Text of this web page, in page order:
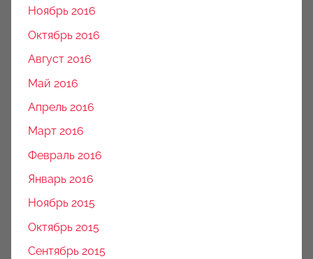
Ноябрь 2016
Октябрь 2016
Август 2016
Май 2016
Апрель 2016
Март 2016
Февраль 2016
Январь 2016
Ноябрь 2015
Октябрь 2015
Сентябрь 2015